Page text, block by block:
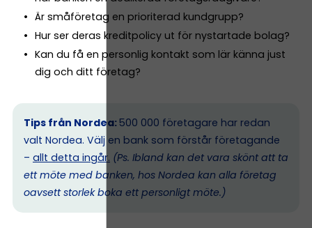
Är småföretag en prioriterad kundgrupp?
Hur ser deras kreditpolicy ut för nystartade bolag?
Kan du få en personlig kontakt som lär känna just
dig och ditt företag?
Tips från Nordea: 500 000 företagare har redan
valt Nordea. Välj en bank som förstår företagande
– allt detta ingår. (Ps. Ibland kan det vara skönt att ta
ett möte med banken, hos Nordea kan alla företag
oavsett storlek boka ett personligt möte.)